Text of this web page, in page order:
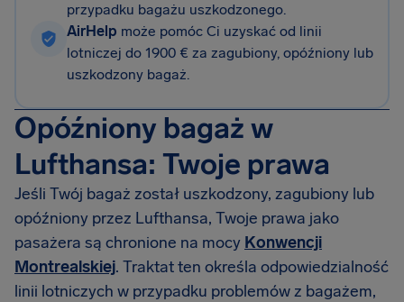
przypadku bagażu uszkodzonego.
AirHelp może pomóc Ci uzyskać od linii
lotniczej do 1900 € za zagubiony, opóźniony lub
uszkodzony bagaż.
Opóźniony bagaż w
Lufthansa: Twoje prawa
Jeśli Twój bagaż został uszkodzony, zagubiony lub
opóźniony przez Lufthansa, Twoje prawa jako
pasażera są chronione na mocy Konwencji
Montrealskiej. Traktat ten określa odpowiedzialność
linii lotniczych w przypadku problemów z bagażem,